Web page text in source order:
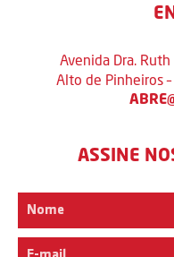
Avenida Dra.
Alto de Pinheiros
ASSINE